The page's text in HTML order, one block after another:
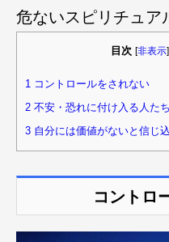
危ないスピリチュア
目次 [非表示]
1 コントロールをされない
2 不安・恐れに付け入る人たち
3 自分には価値がないと信じ
コントロ